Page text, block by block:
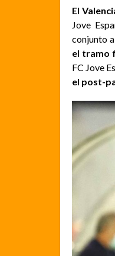
El
Jove
conjunto
el tramo
FC Jove
el post-